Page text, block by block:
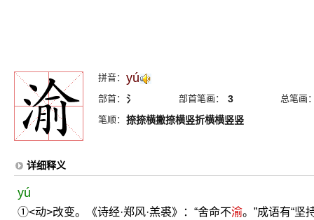
拼音： yú
部首： 氵 部首笔画： 3
总笔画
笔顺： 捺捺横撇捺横竖折横横竖竖
详细释义
yú
①<动>改变。《诗经·郑风·羔裘》：“舍命不渝。”成语有“坚